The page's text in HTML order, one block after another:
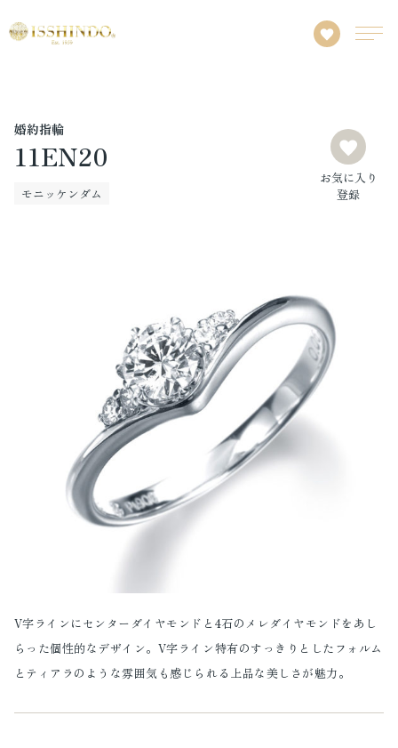
婚約指輪
11EN20
モニッケンダム
お気に入り
登録
V字ラインにセンターダイヤモンドと4石のメレダイヤモンドをあし
らった個性的なデザイン。V字ライン特有のすっきりとしたフォルム
とティアラのような雰囲気も感じられる上品な美しさが魅力。